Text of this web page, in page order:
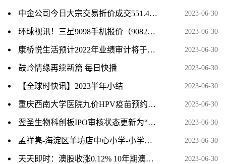
中金公司今日大宗交易折价成交551.4万股，成交额1.84亿元 2023-06-30
环球视讯！三星9098手机报价（9082三星手机报价） 2023-06-30
康桥悦生活预计2022年业绩审计将于7月底完成 2023-06-30
鼓岭情缘再续新篇 每日快播 2023-06-30
【全球时快讯】2023半年小结 2023-06-30
重庆西南大学医院九价HPV疫苗预约消息 2023-06-30
翌圣生物科创板IPO审核状态更新为“已问询” 当前热点 2023-06-30
孟祥隽-海淀区羊坊店中心小学-小学组-天天即时看 2023-06-30
天天即时：澳股收涨0.12% 10年期澳债收益率重上4% 2023-06-30